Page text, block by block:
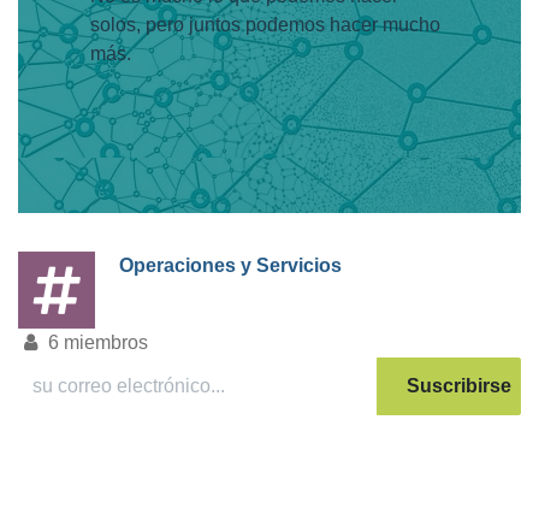
solos, pero juntos podemos hacer mucho
más.
Operaciones y Servicios
6 miembros
Suscribirse